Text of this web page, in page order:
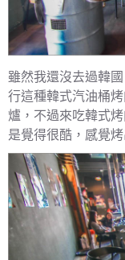
雖然我還沒去過韓
行這種韓式汽油桶
爐，不過來吃韓式
是覺得很酷，感覺